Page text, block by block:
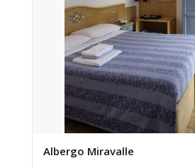
Albergo Miravalle